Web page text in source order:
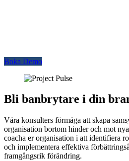
Boka Demo
Bli banbrytare i din
Våra konsulters förmåga att skapa
organisation bortom hinder och mot
coacha er organisation i att identifiera
och implementera effektiva
framgångsrik förändring.